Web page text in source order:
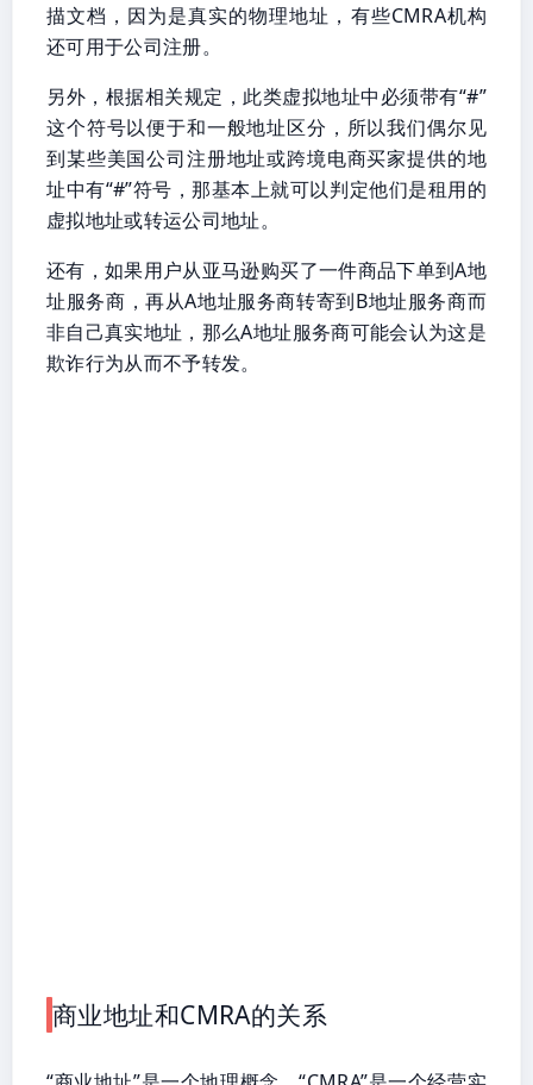
描文档，因为是真实的物理地址，有些CMRA机构
还可用于公司注册。
另外，根据相关规定，此类虚拟地址中必须带有“#”
这个符号以便于和一般地址区分，所以我们偶尔见
到某些美国公司注册地址或跨境电商买家提供的地
址中有“#”符号，那基本上就可以判定他们是租用的
虚拟地址或转运公司地址。
还有，如果用户从亚马逊购买了一件商品下单到A地
址服务商，再从A地址服务商转寄到B地址服务商而
非自己真实地址，那么A地址服务商可能会认为这是
欺诈行为从而不予转发。
商业地址和CMRA的关系